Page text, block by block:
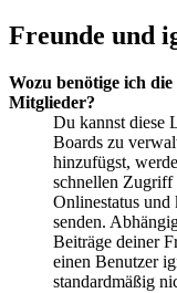
Freunde und
Wozu benötige ich
Mitglieder?
Du kannst diese
Boards zu
hinzufügst,
schnellen Zugriff
Onlinestatus und
senden.
Beiträge deiner
einen Benutzer
standardmäßig